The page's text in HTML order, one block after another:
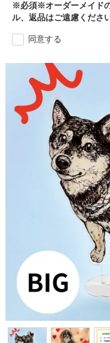
※必須※オーダーメイド
ル、返品はご遠慮くださ
同意する